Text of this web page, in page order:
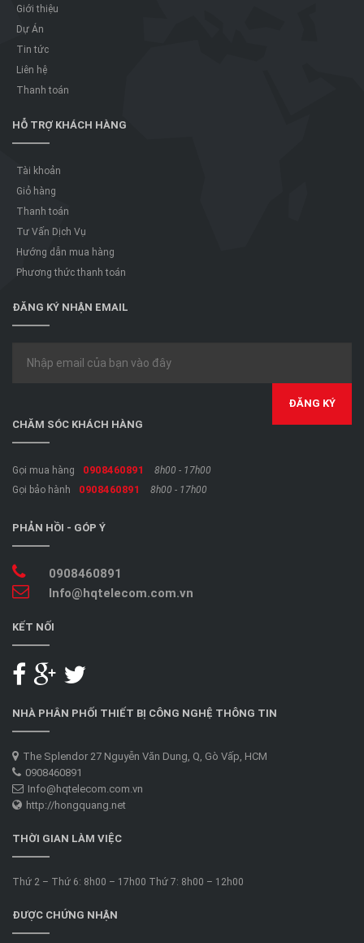
Giới thiệu
Dự Án
Tin tức
Liên hệ
Thanh toán
HỖ TRỢ KHÁCH HÀNG
Tài khoản
Giỏ hàng
Thanh toán
Tư Vấn Dịch Vụ
Hướng dẫn mua hàng
Phương thức thanh toán
ĐĂNG KÝ NHẬN EMAIL
CHĂM SÓC KHÁCH HÀNG
Gọi mua hàng 0908460891
8h00 - 17h00
Gọi bảo hành
0908460891 8h00 - 17h00
PHẢN HỒI - GÓP Ý
0908460891
Info@hqtelecom.com.vn
KẾT NỐI
NHÀ PHÂN PHỐI THIẾT BỊ CÔNG NGHỆ THÔNG TIN
The Splendor 27 Nguyễn Văn Dung, Q, Gò Vấp, HCM
0908460891
Info@hqtelecom.com.vn
http://hongquang.net
THỜI GIAN LÀM VIỆC
Thứ 2 – Thứ 6: 8h00 – 17h00 Thứ 7: 8h00 – 12h00
ĐƯỢC CHỨNG NHẬN